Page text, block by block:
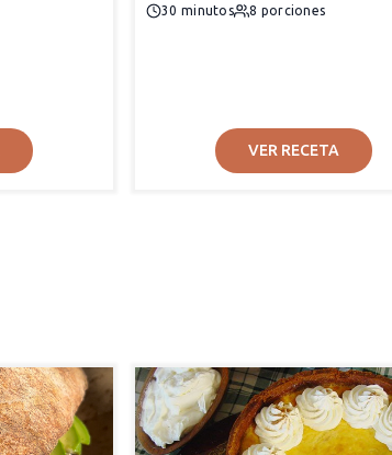
30 minutos 8 porciones
VER RECETA